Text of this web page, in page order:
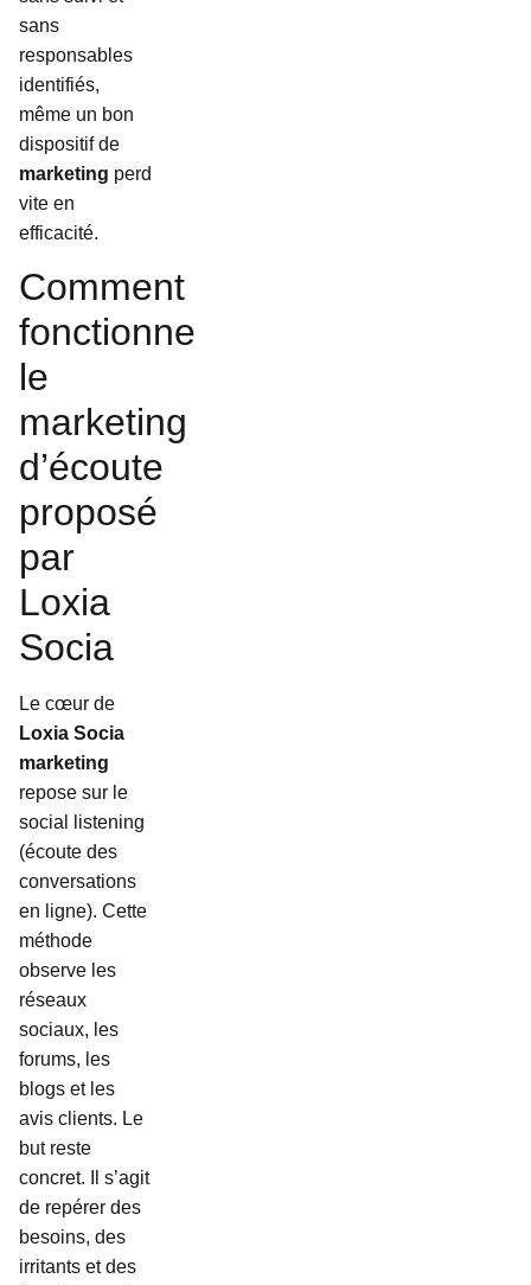
sans
responsables
identifiés,
même un bon
dispositif de
marketing perd
vite en
efficacité.
Comment
fonctionne
le
marketing
d’écoute
proposé
par
Loxia
Socia
Le cœur de
Loxia Socia
marketing
repose sur le
social listening
(écoute des
conversations
en ligne). Cette
méthode
observe les
réseaux
sociaux, les
forums, les
blogs et les
avis clients. Le
but reste
concret. Il s’agit
de repérer des
besoins, des
irritants et des